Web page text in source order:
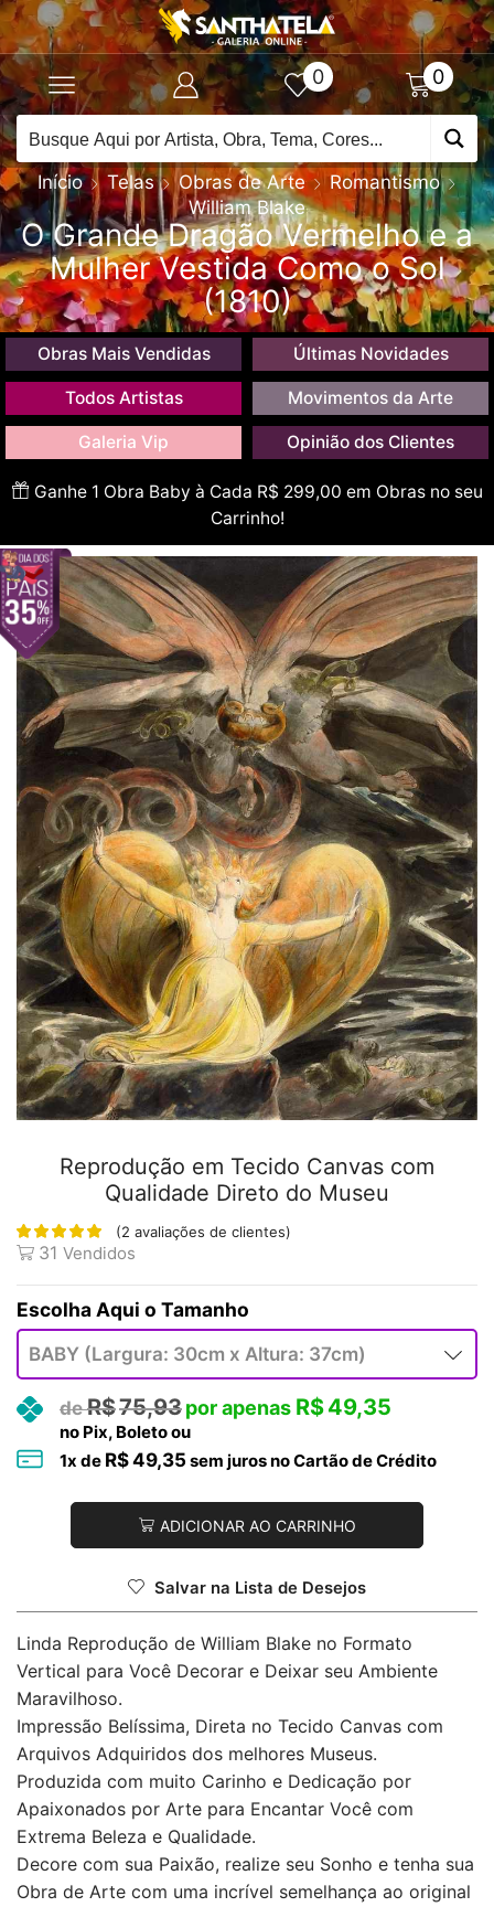
0 0
Início Telas Obras de Arte
Romantismo
William Blake
O Grande Dragão Vermelho e a
Mulher Vestida Como o Sol
(1810)
Obras Mais Vendidas Últimas Novidades
Todos Artistas Movimentos da Arte
Galeria Vip Opinião dos Clientes
Ganhe 1 Obra Baby à Cada R$ 299,00 em Obras no seu
Carrinho!
Reprodução em Tecido Canvas com
Qualidade Direto do Museu
(2 avaliações de clientes)
31 Vendidos
Tamanho
R$75,93 R$49,35
no Pix, Boleto ou
1x de R$49,35 sem juros no Cartão de Crédito
ADICIONAR AO CARRINHO
Salvar na Lista de Desejos
Linda Reprodução de William Blake no Formato
Vertical para Você Decorar e Deixar seu Ambiente
Maravilhoso.
Impressão Belíssima, Direta no Tecido Canvas com
Arquivos Adquiridos dos melhores Museus.
Produzida com muito Carinho e Dedicação por
Apaixonados por Arte para Encantar Você com
Extrema Beleza e Qualidade.
Decore com sua Paixão, realize seu Sonho e tenha sua
Obra de Arte com uma incrível semelhança ao original